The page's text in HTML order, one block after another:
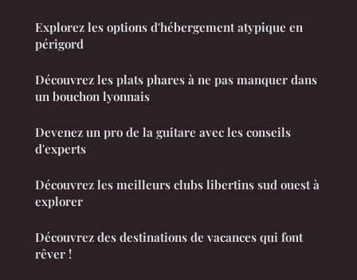
Explorez les options d'hébergement atypique en
périgord
Découvrez les plats phares à ne pas manquer dans
un bouchon lyonnais
Devenez un pro de la guitare avec les conseils
d'experts
Découvrez les meilleurs clubs libertins sud ouest à
explorer
Découvrez des destinations de vacances qui font
rêver !